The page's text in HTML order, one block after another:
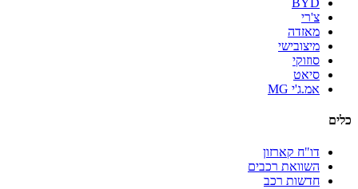
BYD
צ'רי
מאזדה
מיצובישי
סוזוקי
סיאט
אמ.ג'י MG
כלים
דו"ח קארזון
השוואת רכבים
חדשות רכב